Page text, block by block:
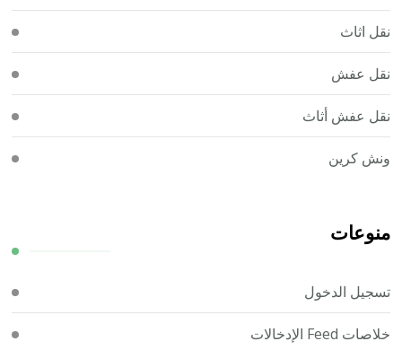
نقل اثاث
نقل عفش
نقل عفش أثاث
ونش كرين
منوعات
تسجيل الدخول
خلاصات Feed الإدخالات